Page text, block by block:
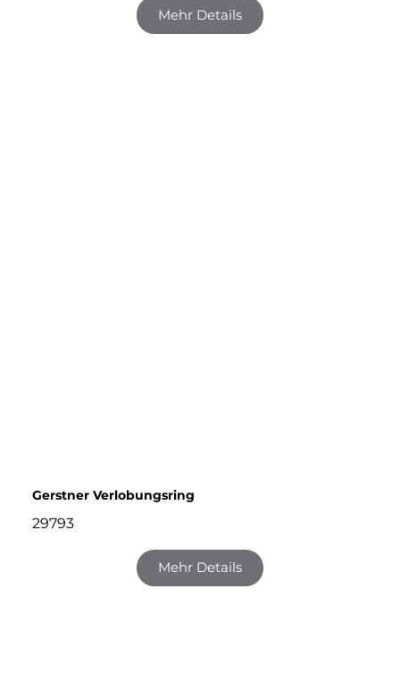
Mehr Details
Gerstner Verlobungsring
29793
Mehr Details